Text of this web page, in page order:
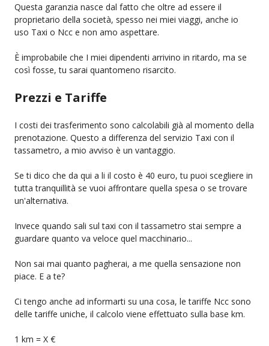
Questa garanzia nasce dal fatto che oltre ad essere il
proprietario della società, spesso nei miei viaggi, anche io
uso Taxi o Ncc e non amo aspettare.
È improbabile che I miei dipendenti arrivino in ritardo, ma se
così fosse, tu sarai quantomeno risarcito.
Prezzi e Tariffe
I costi dei trasferimento sono calcolabili già al momento della
prenotazione. Questo a differenza del servizio Taxi con il
tassametro, a mio avviso è un vantaggio.
Se ti dico che da qui a li il costo è 40 euro, tu puoi scegliere in
tutta tranquillità se vuoi affrontare quella spesa o se trovare
un'alternativa.
Invece quando sali sul taxi con il tassametro stai sempre a
guardare quanto va veloce quel macchinario...
Non sai mai quanto pagherai, a me quella sensazione non
piace. E a te?
Ci tengo anche ad informarti su una cosa, le tariffe Ncc sono
delle tariffe uniche, il calcolo viene effettuato sulla base km.
1 km = X €